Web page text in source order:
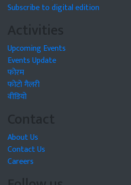
Subscribe to digital edition
Activities
Upcoming Events
Events Update
फोरम
फोटो गैलरी
वीडियो
Contact
About Us
Contact Us
Careers